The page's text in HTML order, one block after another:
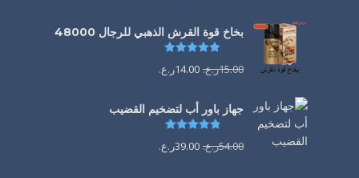
بخاخ قوة القرش الذهبي للرجال 48000
تم التقييم
15.00ر.ع. 14.00ر.ع.
جهاز باور أب لتضخيم القضيب
تم التقييم
54.00ر.ع. 39.00ر.ع.